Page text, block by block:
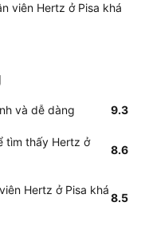
viên Hertz ở Pisa khá
và dễ dàng 9.3
tìm thấy Hertz ở
8.6
Hertz ở Pisa khá
8.5